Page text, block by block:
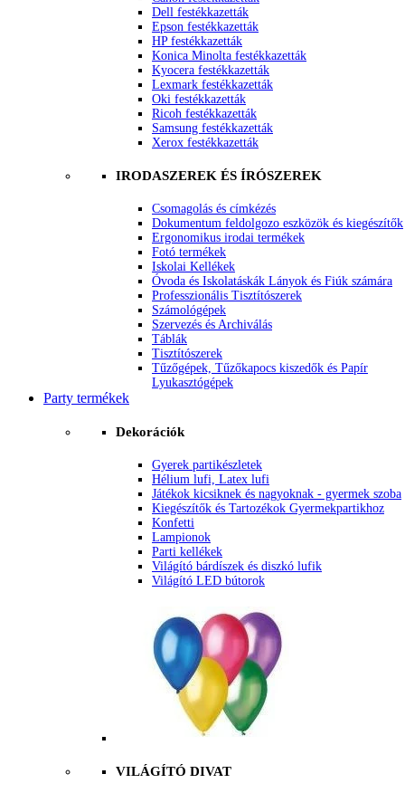
Dell festékkazetták
Epson festékkazetták
HP festékkazetták
Konica Minolta festékkazetták
Kyocera festékkazetták
Lexmark festékkazetták
Oki festékkazetták
Ricoh festékkazetták
Samsung festékkazetták
Xerox festékkazetták
IRODASZEREK ÉS ÍRÓSZEREK
Csomagolás és címkézés
Dokumentum feldolgozo eszközök és kiegészítők
Ergonomikus irodai termékek
Fotó termékek
Iskolai Kellékek
Óvoda és Iskolatáskák Lányok és Fiúk számára
Professzionális Tisztítószerek
Számológépek
Szervezés és Archiválás
Táblák
Tisztítószerek
Tűzőgépek, Tűzőkapocs kiszedők és Papír
Lyukasztógépek
Party termékek
Dekorációk
Gyerek partikészletek
Hélium lufi, Latex lufi
Játékok kicsiknek és nagyoknak - gyermek szoba
Kiegészítők és Tartozékok Gyermekpartikhoz
Konfetti
Lampionok
Parti kellékek
Világító bárdíszek és diszkó lufik
Világító LED bútorok
VILÁGÍTÓ DIVAT